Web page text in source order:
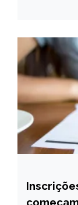
BRASIL